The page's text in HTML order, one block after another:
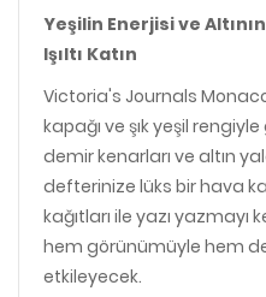
Yeşilin Enerjisi ve
Işıltı Katın
Victoria's Journals
kapağı ve şık yeşil
demir kenarları ve altın
defterinize lüks bir hava
kağıtları ile yazı
hem görünümüyle hem
etkileyecek.